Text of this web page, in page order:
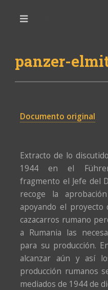
panzer-
Documento original
Extracto de lo
1944 en el
fragmento el Jefe del
recoge la
apoyando el
cazacarros rumano
a Rumania las
para su producción.
alcanzar aún y así
producción rumanos
mediados de 1944 de